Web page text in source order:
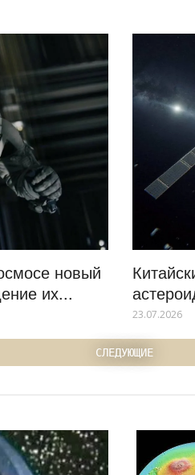
новый
их...
23.07.2026
СЛЕДУЮЩИЕ